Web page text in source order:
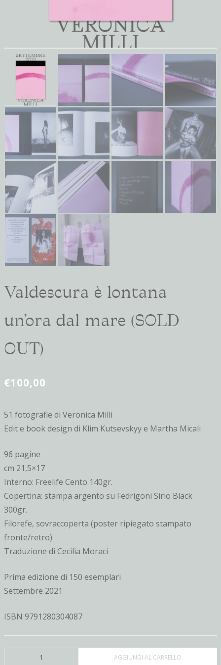
Valdescura è lontana
un’ora dal mare (SOLD
OUT)
€100,00
51 fotografie di Veronica Milli
Edit e book design di Klim Kutsevskyy e Martha Micali
96 pagine
cm 21,5×17
Interno: Freelife Cento 140gr.
Copertina: stampa argento su Fedrigoni Sirio Black
300gr.
Filorefe, sovraccoperta (poster ripiegato stampato
fronte/retro)
Traduzione di Cecilia Moraci
Prima edizione di 150 esemplari
Settembre 2021
ISBN 9791280304087
AGGIUNGI AL CARRELLO